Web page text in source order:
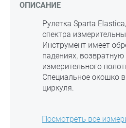
ОПИСАНИЕ
Рулетка Sparta
спектра
Инструмент имеет
падениях,
измерительного
Специальное окошко
циркуля.
Посмотреть все